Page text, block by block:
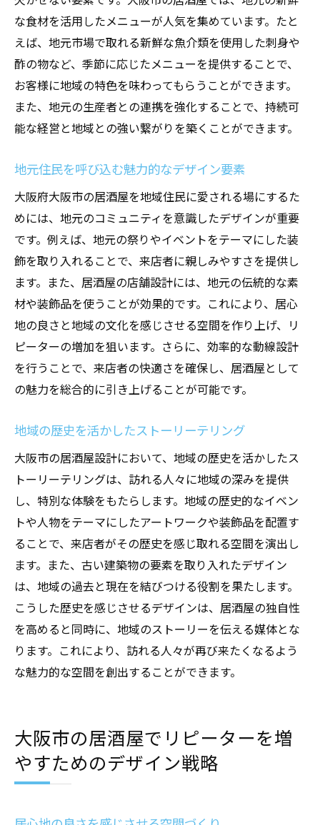
な食材を活用したメニューが人気を集めています。たと
えば、地元市場で取れる新鮮な魚介類を使用した刺身や
酢の物など、季節に応じたメニューを提供することで、
お客様に地域の特色を味わってもらうことができます。
また、地元の生産者との連携を強化することで、持続可
能な経営と地域との強い繋がりを築くことができます。
地元住民を呼び込む魅力的なデザイン要素
大阪府大阪市の居酒屋を地域住民に愛される場にするた
めには、地元のコミュニティを意識したデザインが重要
です。例えば、地元の祭りやイベントをテーマにした装
飾を取り入れることで、来店者に親しみやすさを提供し
ます。また、居酒屋の店舗設計には、地元の伝統的な素
材や装飾品を使うことが効果的です。これにより、居心
地の良さと地域の文化を感じさせる空間を作り上げ、リ
ピーターの増加を狙います。さらに、効率的な動線設計
を行うことで、来店者の快適さを確保し、居酒屋として
の魅力を総合的に引き上げることが可能です。
地域の歴史を活かしたストーリーテリング
大阪市の居酒屋設計において、地域の歴史を活かしたス
トーリーテリングは、訪れる人々に地域の深みを提供
し、特別な体験をもたらします。地域の歴史的なイベン
トや人物をテーマにしたアートワークや装飾品を配置す
ることで、来店者がその歴史を感じ取れる空間を演出し
ます。また、古い建築物の要素を取り入れたデザイン
は、地域の過去と現在を結びつける役割を果たします。
こうした歴史を感じさせるデザインは、居酒屋の独自性
を高めると同時に、地域のストーリーを伝える媒体とな
ります。これにより、訪れる人々が再び来たくなるよう
な魅力的な空間を創出することができます。
大阪市の居酒屋でリピーターを増
やすためのデザイン戦略